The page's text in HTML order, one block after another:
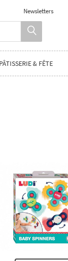
Newsletters
PÂTISSERIE & FÊTE